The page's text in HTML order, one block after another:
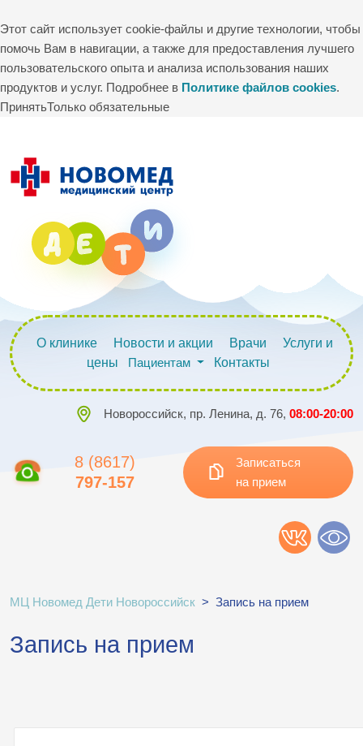
Этот сайт использует cookie-файлы и другие технологии, чтобы
помочь Вам в навигации, а также для предоставления лучшего
пользовательского опыта и анализа использования наших
продуктов и услуг. Подробнее в Политике файлов cookies.
ПринятьТолько обязательные
О клинике Новости и акции Врачи
Услуги и
цены
Пациентам Контакты
Новороссийск, пр. Ленина, д. 76, 08:00-20:00
8 (8617)
797-157
Записаться
на прием
МЦ Новомед Дети Новороссийск > Запись на прием
Запись на прием